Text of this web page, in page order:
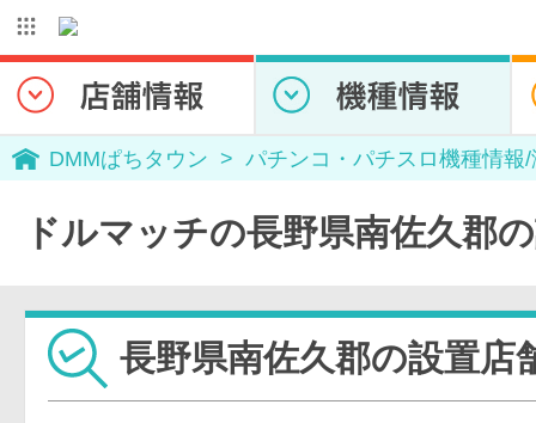
DMMぱちタウン パチンコ・パチスロ機種情報
ドルマッチの長野県南佐久郡
長野県南佐久郡の設置店